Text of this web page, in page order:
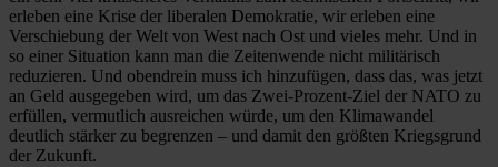
erleben eine Krise der liberalen Demokratie, wir erleben eine
Verschiebung der Welt von West nach Ost und vieles mehr. Und in
so einer Situation kann man die Zeitenwende nicht militärisch
reduzieren. Und obendrein muss ich hinzufügen, dass das, was jetzt
an Geld ausgegeben wird, um das Zwei-Prozent-Ziel der NATO zu
erfüllen, vermutlich ausreichen würde, um den Klimawandel
deutlich stärker zu begrenzen – und damit den größten Kriegsgrund
der Zukunft.